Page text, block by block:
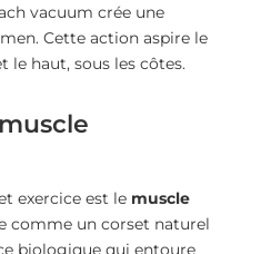
vacuum crée une
Cette action aspire le
le haut, sous les côtes.
exercice est le muscle
comme un corset naturel
biologique qui entoure